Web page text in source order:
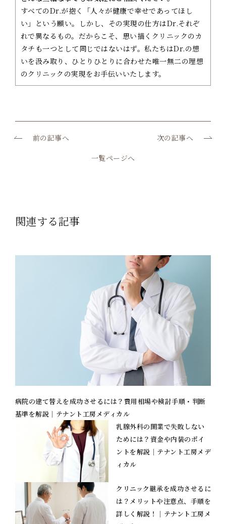
すべてのDr.が抱く「人々が健康で幸せであってほし
い」という願い。しかし、その実現の仕方はDr.それぞ
れで異なるもの。だからこそ、思い描くクリニックのカ
タチも一つとして同じではないはず。私たちはDr.の想
いを汲み取り、ひとりひとりに合わせた唯一無二の理想
のクリニックの実現をお手伝いいたします。
前の記事へ
一覧ページへ
次の記事へ
関連する記事
病院の建て替えを成功させるには？費用相場や検討手順・判断
基準を解説｜テナント工房メディカル
乳腺外科の開業で失敗しない
ためには？資金や内装のポイ
ントを解説｜テナント工房メデ
ィカル
クリニック継承を成功させるに
は？メリットや注意点、手順を
詳しく解説！｜テナント工房メ